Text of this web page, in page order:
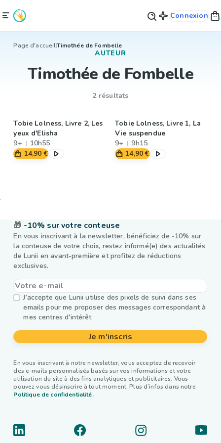
Connexion
Page d'accueilTimothée de Fombelle
AUTEUR
Timothée de Fombelle
2 résultats
Tobie Lolness, Livre 2, Les
yeux d'Elisha
9+
10h55
14,90 €
Tobie Lolness, Livre 1, La
Vie suspendue
9+
9h15
14,90 €
🎁 -10% sur votre conteuse
En vous inscrivant à la newsletter, bénéficiez de -10% sur
la conteuse de votre choix, restez informé(e) des actualités
de Lunii en avant-première et profitez de réductions
exclusives.
J’accepte que Lunii utilise des pixels de suivi dans ses
emails pour me proposer des messages correspondant à
mes centres d'intérêt
Je m'inscris
En vous inscrivant à notre newsletter, vous acceptez de recevoir
des e-mails personnalisés basés sur vos informations et votre
utilisation du site à des fins analytiques et publicitaires. Vous
pouvez vous désinscrire à tout moment. Plus d’infos dans notre
Politique de confidentialité.